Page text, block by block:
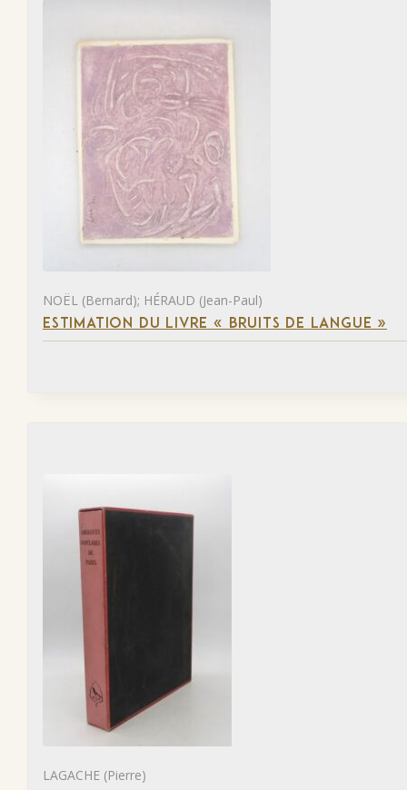
NOËL (Bernard); HÉRAUD (Jean-Paul)
ESTIMATION DU LIVRE « BRUITS DE LANGUE »
LAGACHE (Pierre)